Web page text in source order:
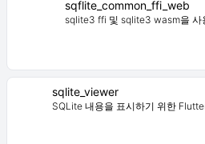
sqflite_common_ffi_web
sqlite3 ffi 및 sqlite3 wasm을 사
sqlite_viewer
SQLite 내용을 표시하기 위한